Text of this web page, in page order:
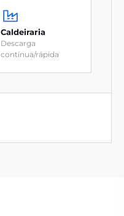
Caldeiraria
Descarga
contínua/rápida